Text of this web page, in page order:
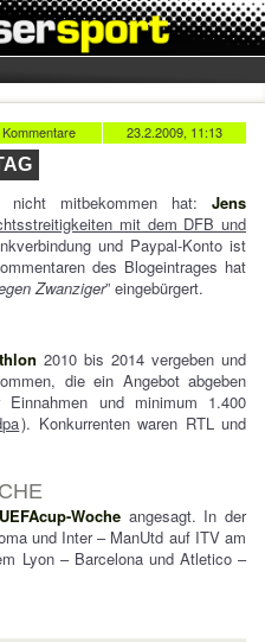
23.2.2009, 11:13
mitbekommen hat: Jens
mit dem DFB und
und Paypal-Konto ist
des Blogeintrages hat
Zwanziger” eingebürgert.
2010 bis 2014 vergeben und
die ein Angebot abgeben
und minimum 1.400
). Konkurrenten waren RTL und
Woche angesagt. In der
und Inter – ManUtd auf ITV am
Lyon – Barcelona und Atletico –